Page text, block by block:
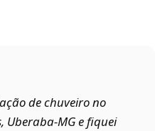
de chuveiro no
Uberaba‑MG e fiquei